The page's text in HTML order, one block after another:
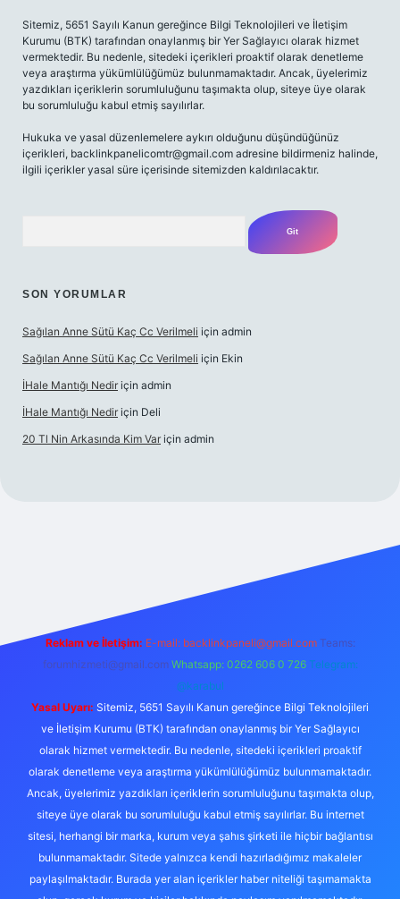
Sitemiz, 5651 Sayılı Kanun gereğince Bilgi Teknolojileri ve İletişim
Kurumu (BTK) tarafından onaylanmış bir Yer Sağlayıcı olarak hizmet
vermektedir. Bu nedenle, sitedeki içerikleri proaktif olarak denetleme
veya araştırma yükümlülüğümüz bulunmamaktadır. Ancak, üyelerimiz
yazdıkları içeriklerin sorumluluğunu taşımakta olup, siteye üye olarak
bu sorumluluğu kabul etmiş sayılırlar.
Hukuka ve yasal düzenlemelere aykırı olduğunu düşündüğünüz
içerikleri, backlinkpanelicomtr@gmail.com adresine bildirmeniz halinde,
ilgili içerikler yasal süre içerisinde sitemizden kaldırılacaktır.
SON YORUMLAR
Sağılan Anne Sütü Kaç Cc Verilmeli için admin
Sağılan Anne Sütü Kaç Cc Verilmeli için Ekin
İHale Mantığı Nedir için admin
İHale Mantığı Nedir için Deli
20 Tl Nin Arkasında Kim Var için admin
Reklam ve İletişim: E-mail: backlinkpaneli@gmail.com Teams:
forumhizmeti@gmail.com Whatsapp: 0262 606 0 726 Telegram:
@karabul
Yasal Uyarı: Sitemiz, 5651 Sayılı Kanun gereğince Bilgi Teknolojileri
ve İletişim Kurumu (BTK) tarafından onaylanmış bir Yer Sağlayıcı
olarak hizmet vermektedir. Bu nedenle, sitedeki içerikleri proaktif
olarak denetleme veya araştırma yükümlülüğümüz bulunmamaktadır.
Ancak, üyelerimiz yazdıkları içeriklerin sorumluluğunu taşımakta olup,
siteye üye olarak bu sorumluluğu kabul etmiş sayılırlar. Bu internet
sitesi, herhangi bir marka, kurum veya şahıs şirketi ile hiçbir bağlantısı
bulunmamaktadır. Sitede yalnızca kendi hazırladığımız makaleler
paylaşılmaktadır. Burada yer alan içerikler haber niteliği taşımamakta